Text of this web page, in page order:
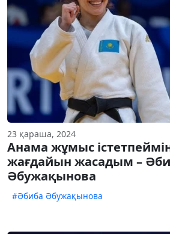
23 қараша, 2024
Анама жұмыс
жағдайын жасадым –
Әбужақынова
#Әбиба Әбужақынова